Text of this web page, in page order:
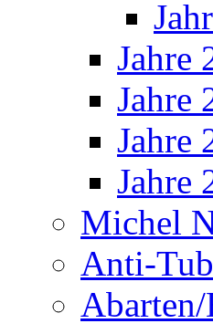
Jahre
Jahre
Jahre
Jahre
Michel
Anti-